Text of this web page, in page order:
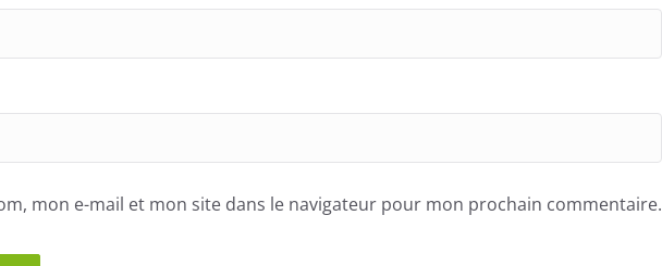
mon e-mail et mon site dans le navigateur pour mon prochain commentaire.